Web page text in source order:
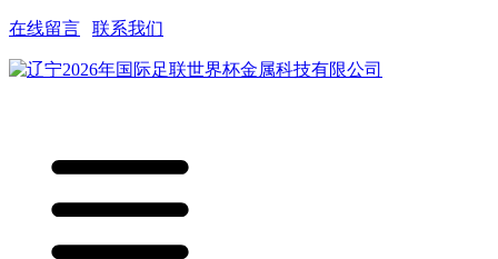
在线留言 联系我们